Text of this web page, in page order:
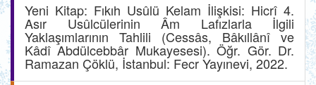
Yeni Kitap: Fıkıh Usûlü Kelam İlişkisi: Hicrî 4.
Asır Usûlcülerinin Âm Lafızlarla İlgili
Yaklaşımlarının Tahlili (Cessâs, Bâkıllânî ve
Kâdî Abdülcebbâr Mukayesesi). Öğr. Gör. Dr.
Ramazan Çöklü, İstanbul: Fecr Yayınevi, 2022.